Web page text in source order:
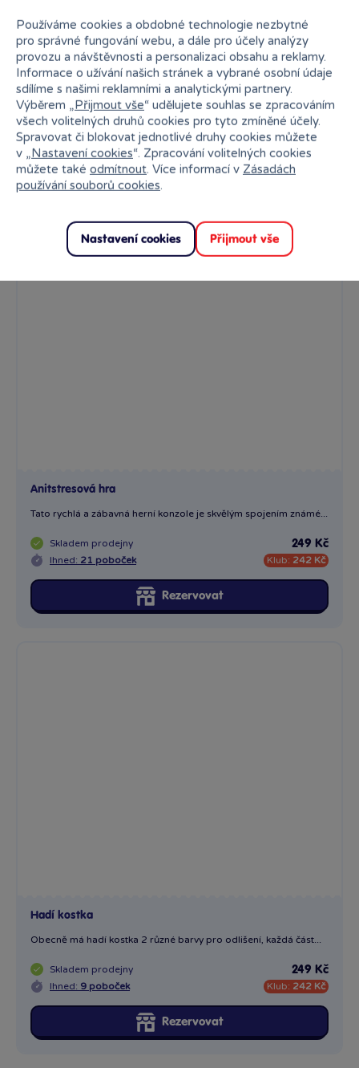
Magnetické pokusy 12v1
Tato zábavná a edukativní magnetická hra nabízí až 12 různých...
Sklademprodejny
Ihned:5 poboček
299 Kč
Klub:290 Kč
Rezervovat
Anitstresová hra
Tato rychlá a zábavná herní konzole je skvělým spojením známé...
Skladem prodejny
Ihned: 21 poboček
249 Kč
Klub: 242 Kč
Rezervovat
Hadí kostka
Obecně má hadí kostka 2 různé barvy pro odlišení, každá část...
Skladem prodejny
Ihned: 9 poboček
249 Kč
Klub: 242 Kč
Rezervovat
Používáme cookies a obdobné technologie nezbytné
pro správné fungování webu, a dále pro účely analýzy
provozu a návštěvnosti a personalizaci obsahu a reklamy.
Informace o užívání našich stránek a vybrané osobní údaje
sdílíme s našimi reklamními a analytickými partnery.
Výběrem „Přijmout vše“ udělujete souhlas se zpracováním
všech volitelných druhů cookies pro tyto zmíněné účely.
Spravovat či blokovat jednotlivé druhy cookies můžete
v „Nastavení cookies“. Zpracování volitelných cookies
můžete také odmítnout. Více informací v Zásadách
používání souborů cookies.
Nastavení cookies Přijmout vše